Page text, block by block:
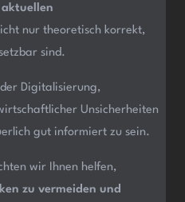
aktuellen
nur theoretisch korrekt,
sind.
Digitalisierung,
Unsicherheiten
gut informiert zu sein.
wir Ihnen helfen,
zu vermeiden und